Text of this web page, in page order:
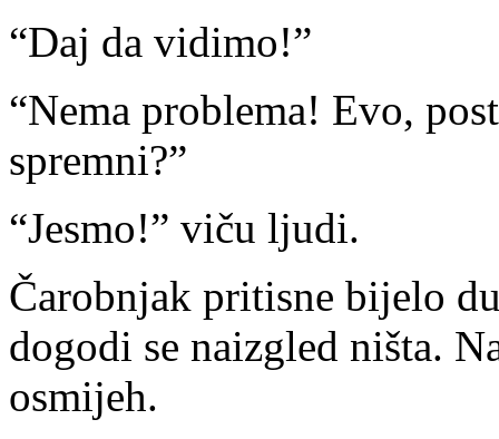
“Daj da vidimo!”
“Nema problema! Evo,
spremni?”
“Jesmo!” viču ljudi.
Čarobnjak pritisne bijelo
dogodi se naizgled ništa.
osmijeh.